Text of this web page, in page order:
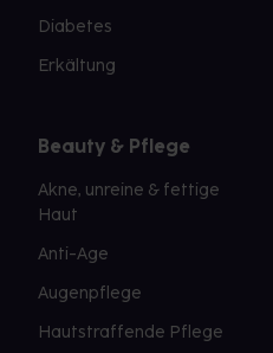
Diabetes
Erkältung
Beauty & Pflege
Akne, unreine & fettige
Haut
Anti-Age
Augenpflege
Hautstraffende Pflege